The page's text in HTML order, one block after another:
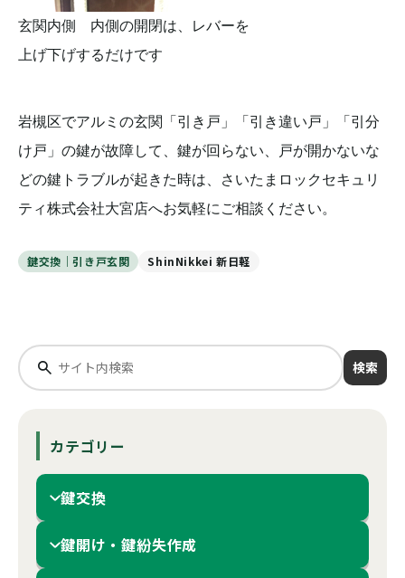
玄関内側 内側の開閉は、レバーを
上げ下げするだけです
岩槻区でアルミの玄関「引き戸」「引き違い戸」「引分
け戸」の鍵が故障して、鍵が回らない、戸が開かないな
どの鍵トラブルが起きた時は、さいたまロックセキュリ
ティ株式会社大宮店へお気軽にご相談ください。
鍵交換｜引き戸玄関 ShinNikkei 新日軽
検索
カテゴリー
鍵交換
鍵開け・鍵紛失作成